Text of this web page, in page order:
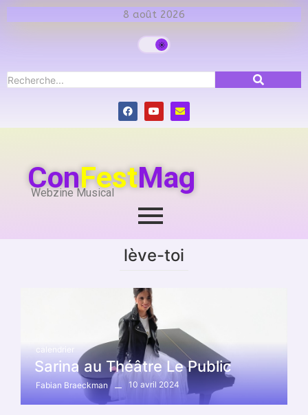
8 août 2026
ConFestMag
Webzine Musical
lève-toi
calendrier
Sarina au Théâtre Le Public
Fabian Braeckman 10 avril 2024